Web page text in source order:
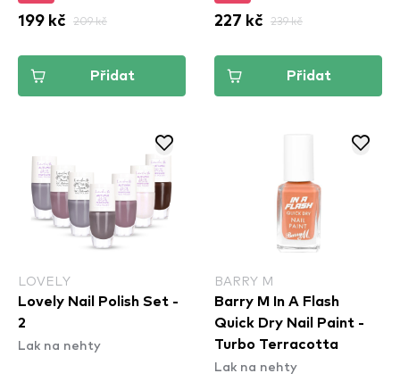
199 kč 209 kč
Přidat
227 kč 239 kč
Přidat
LOVELY
Lovely Nail Polish Set -
2
Lak na nehty
BARRY M
Barry M In A Flash
Quick Dry Nail Paint -
Turbo Terracotta
Lak na nehty